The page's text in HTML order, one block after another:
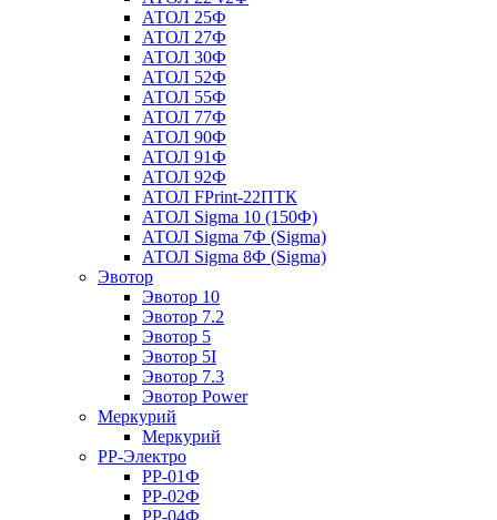
АТОЛ 25Ф
АТОЛ 27Ф
АТОЛ 30Ф
АТОЛ 52Ф
АТОЛ 55Ф
АТОЛ 77Ф
АТОЛ 90Ф
АТОЛ 91Ф
АТОЛ 92Ф
АТОЛ FPrint-22ПТК
АТОЛ Sigma 10 (150Ф)
АТОЛ Sigma 7Ф (Sigma)
АТОЛ Sigma 8Ф (Sigma)
Эвотор
Эвотор 10
Эвотор 7.2
Эвотор 5
Эвотор 5I
Эвотор 7.3
Эвотор Power
Меркурий
Меркурий
РР-Электро
РР-01Ф
РР-02Ф
РР-04Ф